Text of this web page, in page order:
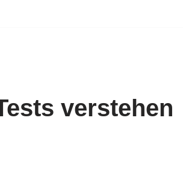
verstehen